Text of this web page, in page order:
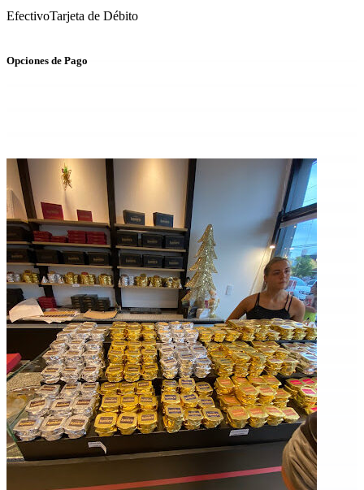
EfectivoTarjeta de Débito
Opciones de Pago